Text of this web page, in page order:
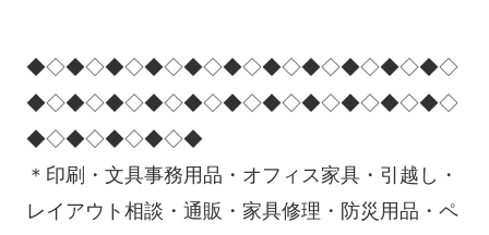
◆◇◆◇◆◇◆◇◆◇◆◇◆◇◆◇◆◇◆◇◆◇
◆◇◆◇◆◇◆◇◆◇◆◇◆◇◆◇◆◇◆◇◆◇
◆◇◆◇◆◇◆◇◆
＊印刷・文具事務用品・オフィス家具・引越し・
レイアウト相談・通販・家具修理・防災用品・ペ